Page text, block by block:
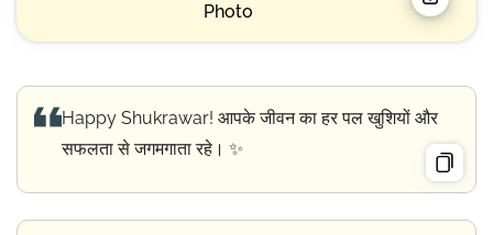
Photo
Happy Shukrawar! आपके जीवन का हर पल खुशियों और
सफलता से जगमगाता रहे। ✨